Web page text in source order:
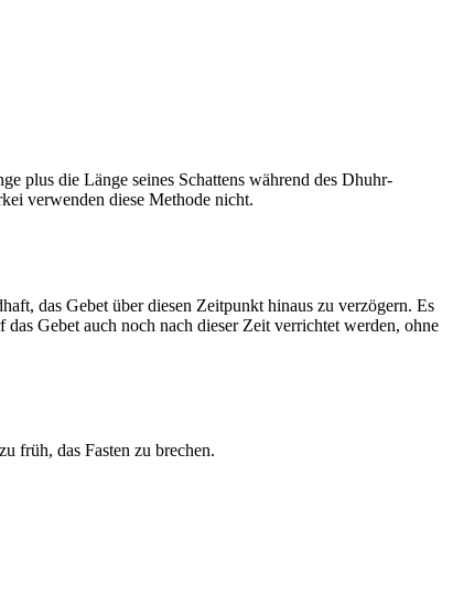
plus die Länge seines Schattens während des Dhuhr-
verwenden diese Methode nicht.
das Gebet über diesen Zeitpunkt hinaus zu verzögern. Es
Gebet auch noch nach dieser Zeit verrichtet werden, ohne
früh, das Fasten zu brechen.